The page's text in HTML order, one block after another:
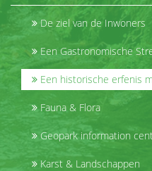
De ziel van de Inwoners
Een Gastronomische
Een historische erfenis
Fauna & Flora
Geopark information
Karst & Landschappen